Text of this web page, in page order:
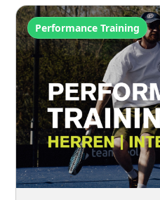
Performance Training